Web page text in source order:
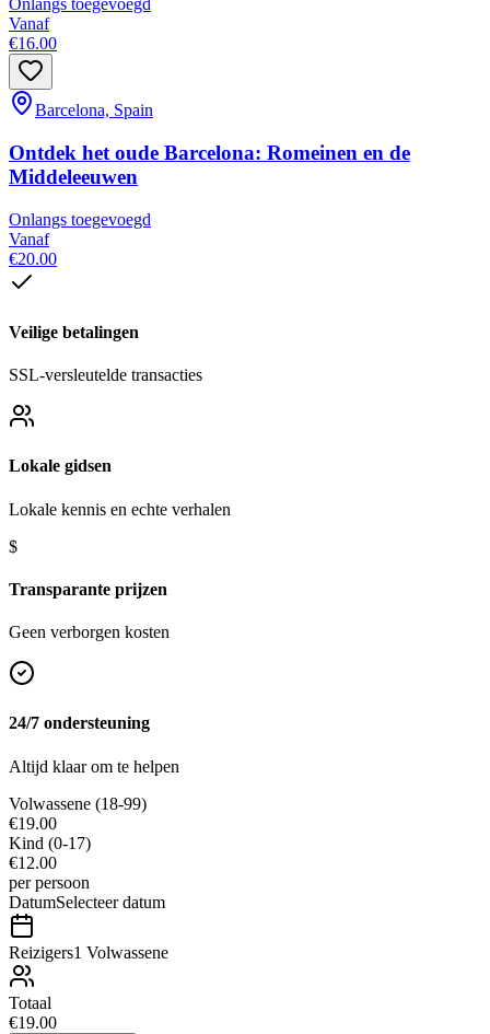
Onlangs toegevoegd
Vanaf
€16.00
Barcelona, Spain
Ontdek het oude Barcelona: Romeinen en de
Middeleeuwen
Onlangs toegevoegd
Vanaf
€20.00
Veilige betalingen
SSL-versleutelde transacties
Lokale gidsen
Lokale kennis en echte verhalen
$
Transparante prijzen
Geen verborgen kosten
24/7 ondersteuning
Altijd klaar om te helpen
Volwassene (18-99)
€19.00
Kind (0-17)
€12.00
per persoon
DatumSelecteer datum
Reizigers1 Volwassene
Totaal
€19.00